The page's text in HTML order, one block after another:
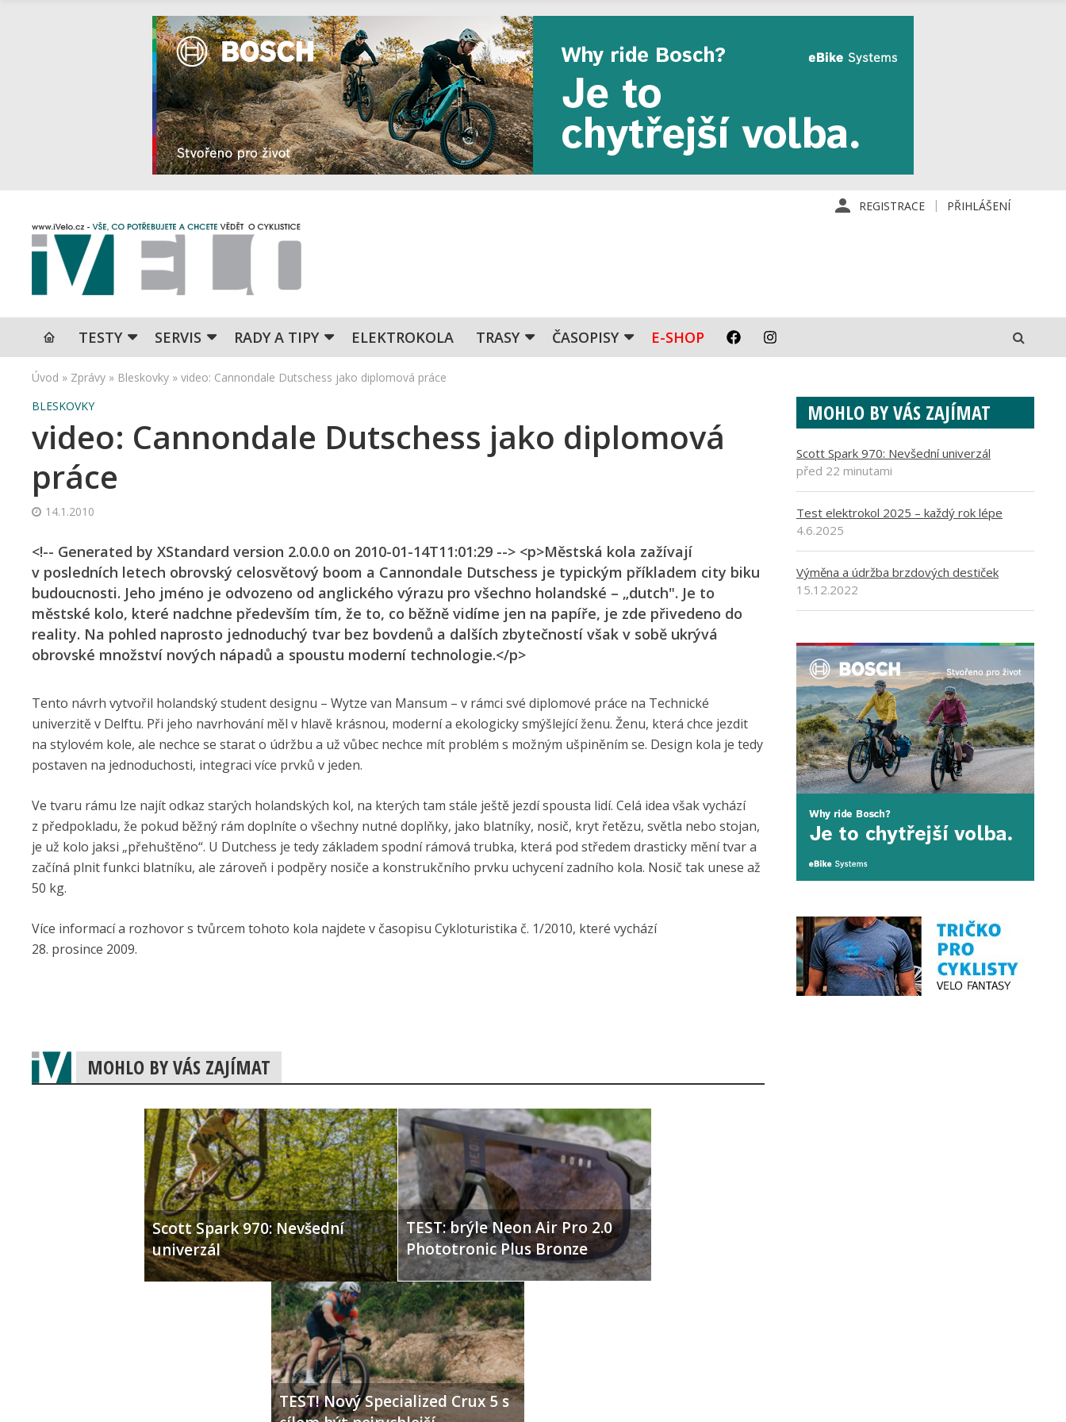
REGISTRACE PŘIHLÁŠENÍ
TESTY SERVIS RADY A TIPY ELEKTROKOLA TRASY ČASOPISY E-SHOP
Úvod » Zprávy » Bleskovky » video: Cannondale Dutschess jako diplomová práce
BLESKOVKY
video: Cannondale Dutschess jako diplomová
práce
14.1.2010
<!-- Generated by XStandard version 2.0.0.0 on 2010-01-14T11:01:29 --> <p>Městská kola zažívají
v posledních letech obrovský celosvětový boom a Cannondale Dutschess je typickým příkladem city biku
budoucnosti. Jeho jméno je odvozeno od anglického výrazu pro všechno holandské – „dutch". Je to
městské kolo, které nadchne především tím, že to, co běžně vidíme jen na papíře, je zde přivedeno do
reality. Na pohled naprosto jednoduchý tvar bez bovdenů a dalších zbytečností však v sobě ukrývá
obrovské množství nových nápadů a spoustu moderní technologie.</p>
Tento návrh vytvořil holandský student designu – Wytze van Mansum – v rámci své diplomové práce na Technické
univerzitě v Delftu. Při jeho navrhování měl v hlavě krásnou, moderní a ekologicky smýšlející ženu. Ženu, která chce jezdit
na stylovém kole, ale nechce se starat o údržbu a už vůbec nechce mít problém s možným ušpiněním se. Design kola je tedy
postaven na jednoduchosti, integraci více prvků v jeden.
Ve tvaru rámu lze najít odkaz starých holandských kol, na kterých tam stále ještě jezdí spousta lidí. Celá idea však vychází
z předpokladu, že pokud běžný rám doplníte o všechny nutné doplňky, jako blatníky, nosič, kryt řetězu, světla nebo stojan,
je už kolo jaksi „přehuštěno“. U Dutchess je tedy základem spodní rámová trubka, která pod středem drasticky mění tvar a
začíná plnit funkci blatníku, ale zároveň i podpěry nosiče a konstrukčního prvku uchycení zadního kola. Nosič tak unese až
50 kg.
Více informací a rozhovor s tvůrcem tohoto kola najdete v časopisu Cykloturistika č. 1/2010, které vychází
28. prosince 2009.
MOHLO BY VÁS ZAJÍMAT
Scott Spark 970: Nevšední
univerzál
TEST: brýle Neon Air Pro 2.0
Phototronic Plus Bronze
TEST! Nový Specialized Crux 5 s
MOHLO BY VÁS ZAJÍMAT
Scott Spark 970: Nevšední univerzál
před 22 minutami
Test elektrokol 2025 – každý rok lépe
4.6.2025
Výměna a údržba brzdových destiček
15.12.2022